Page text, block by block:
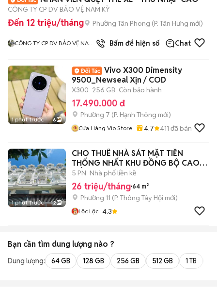
CÔNG TY CP DV BẢO VỆ NAM KỲ
Đến 12 triệu/tháng Phường Tân Phong (P. Tân Hưng mới)
CÔNG TY CP DV BẢO VỆ NAM
3đã bán
Bấm để hiện số Chat
1 phút trước 6
Vivo X300 Dimensity
9500_Newseal Xịn / COD
X300 256 GB Còn bảo hành
17.490.000 đ
Phường 7 (P. Hạnh Thông mới)
Cửa Hàng Vio Store 4.7 411 đã bán
1 phút trước 12
CHO THUÊ NHÀ SÁT MẶT TIỀN
THỐNG NHẤT KHU ĐỒNG BỘ CAO
CẤP
5 PN Nhà phố liền kề
26 triệu/tháng 64 m²
Phường 11 (P. Thông Tây Hội mới)
Lộc Lộc 4.3
Bạn cần tìm dung lượng nào ?
Dung lượng: 64 GB 128 GB 256 GB 512 GB 1 TB